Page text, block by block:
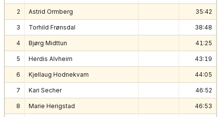
2 Astrid Ormberg 35:42
3 Torhild Frønsdal 38:48
4 Bjørg Midttun 41:25
5 Herdis Alvheim 43:19
6 Kjellaug Hodnekvam 44:05
7 Kari Secher 46:52
8 Marie Herigstad 46:53